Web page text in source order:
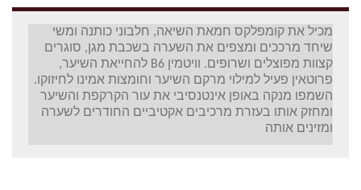
מכיל את קומפלקס חמאת השיאה, חלבוני כותנה ומשי
שיחד מרככים ומצפים את השערה בשכבת מגן, סוגרים
קצוות מפוצלים ושרופים. וויטמין B6 להחייאת השיער,
פרוטאין פעיל למילוי מרקם השיער וחומצות אמינו לחיזוקו.
השמפו מנקה באופן אינטנסיבי את עור הקרקפת והשיער
ומחזק אותו בעזרת מרכיבים אקטיביים החודרים לשערה
ומזינים אותה